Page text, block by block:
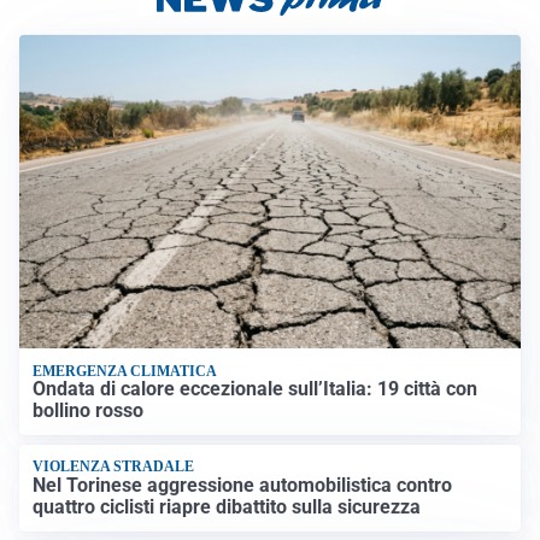
EMERGENZA CLIMATICA
Ondata di calore eccezionale sull’Italia: 19 città con
bollino rosso
VIOLENZA STRADALE
Nel Torinese aggressione automobilistica contro
quattro ciclisti riapre dibattito sulla sicurezza